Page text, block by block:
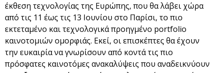
έκθεση τεχνολογίας της Ευρώπης, που θα λάβει χώρα
από τις 11 έως τις 13 Ιουνίου στο Παρίσι, το πιο
εκτεταμένο και τεχνολογικά προηγμένο portfolio
καινοτομιών ομορφιάς. Εκεί, οι επισκέπτες θα έχουν
την ευκαιρία να γνωρίσουν από κοντά τις πιο
πρόσφατες καινοτόμες ανακαλύψεις που αναδεικνύουν